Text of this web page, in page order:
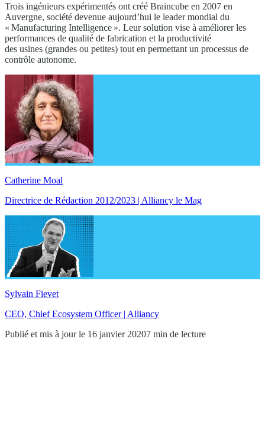
Trois ingénieurs expérimentés ont créé Braincube en 2007 en
Auvergne, société devenue aujourd’hui le leader mondial du
« Manufacturing Intelligence ». Leur solution vise à améliorer les
performances de qualité de fabrication et la productivité
des usines (grandes ou petites) tout en permettant un processus de
contrôle autonome.
Catherine Moal
Directrice de Rédaction 2012/2023 | Alliancy le Mag
Sylvain Fievet
CEO, Chief Ecosystem Officer | Alliancy
Publié et mis à jour le 16 janvier 20207 min de lecture